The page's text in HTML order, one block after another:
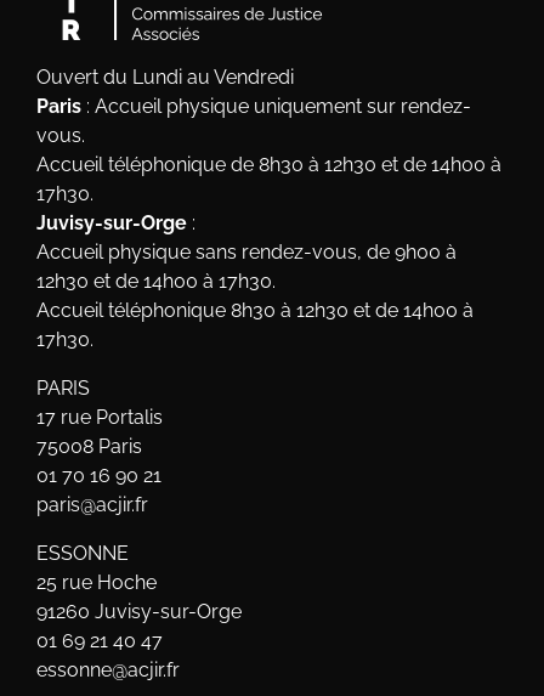
Ouvert du Lundi au Vendredi
Paris : Accueil physique uniquement sur rendez-
vous.
Accueil téléphonique de 8h30 à 12h30 et de 14h00 à
17h30.
Juvisy-sur-Orge :
Accueil physique sans rendez-vous, de 9h00 à
12h30 et de 14h00 à 17h30.
Accueil téléphonique 8h30 à 12h30 et de 14h00 à
17h30.
PARIS
17 rue Portalis
75008 Paris
01 70 16 90 21
paris@acjir.fr
ESSONNE
25 rue Hoche
91260 Juvisy-sur-Orge
01 69 21 40 47
essonne@acjir.fr